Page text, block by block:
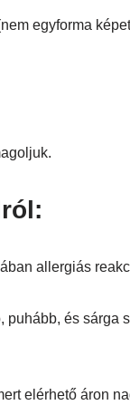
egyforma
allergiás
és
elérhető áron